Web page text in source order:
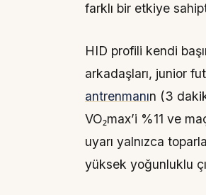
farklı bir etkiye
HID profili kendi
arkadaşları, junior
antrenmanın (3
VO₂max’i %11 ve
uyarı yalnızca
yüksek yoğunluklu